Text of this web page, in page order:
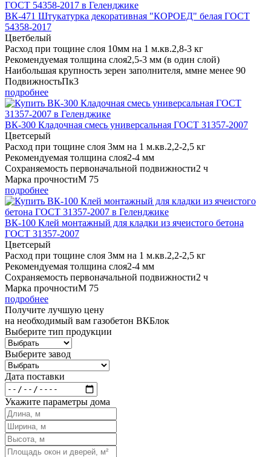
ВК-471 Штукатурка декоративная "КОРОЕД" белая ГОСТ
54358-2017
Цветбелый
Расход при тощине слоя 10мм на 1 м.кв.2,8-3 кг
Рекомендуемая толщина слоя2,5-3 мм (в один слой)
Наибольшая крупность зерен заполнителя, ммне менее 90
ПодвижностьПк3
подробнее
ВК-300 Кладочная смесь универсальная ГОСТ 31357-2007
Цветсерый
Расход при тощине слоя 3мм на 1 м.кв.2,2-2,5 кг
Рекомендуемая толщина слоя2-4 мм
Сохраняемость первоначальной подвижности2 ч
Марка прочностиМ 75
подробнее
ВК-100 Клей монтажный для кладки из ячеистого бетона
ГОСТ 31357-2007
Цветсерый
Расход при тощине слоя 3мм на 1 м.кв.2,2-2,5 кг
Рекомендуемая толщина слоя2-4 мм
Сохраняемость первоначальной подвижности2 ч
Марка прочностиМ 75
подробнее
Получите лучшую цену
на необходимый вам газобетон ВКБлок
Выберите тип продукции
Выберите завод
Дата поставки
Укажите параметры дома